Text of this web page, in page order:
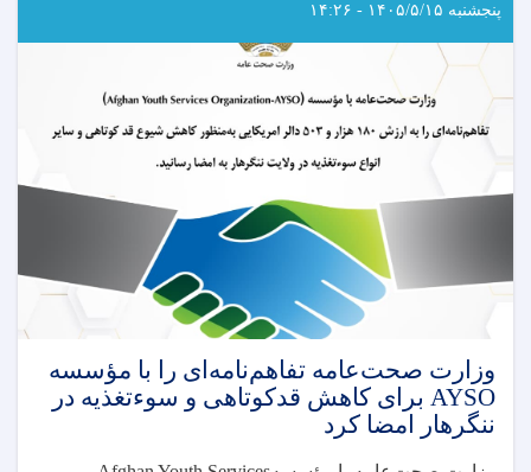
پنجشنبه ۱۴۰۵/۵/۱۵ - ۱۴:۲۶
وزارت صحت‌عامه تفاهم‌نامه‌ای را با مؤسسه
AYSO برای کاهش قدکوتاهی و سوءتغذیه در
ننگرهار امضا کرد